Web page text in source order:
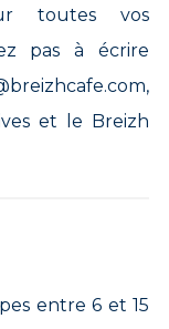
toutes vos
pas à écrire
et le Breizh
entre 6 et 15